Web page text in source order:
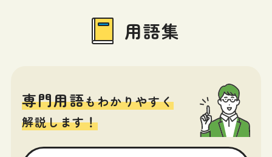
用語集
専門用語もわかりやすく
解説します！